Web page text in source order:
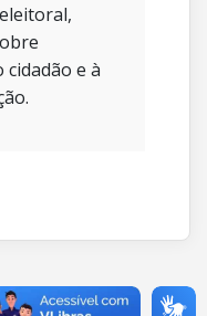
cidadão e à